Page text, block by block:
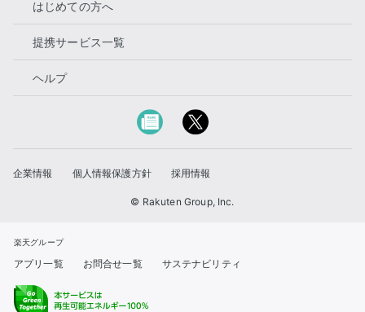
はじめての方へ
提携サービス一覧
ヘルプ
企業情報 個人情報保護方針 採用情報
© Rakuten Group, Inc.
楽天グループ
アプリ一覧 お問合せ一覧 サステナビリティ